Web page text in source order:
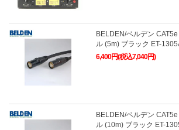
BELDEN/ベルデン
ル (5m) ブラック ET-
6,400円(税込7,040円)
BELDEN/ベルデン
ル (10m) ブラック ET-